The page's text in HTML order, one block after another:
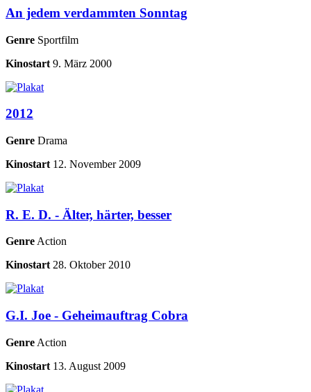
An jedem verdammten Sonntag
Genre Sportfilm
Kinostart 9. März 2000
2012
Genre Drama
Kinostart 12. November 2009
R. E. D. - Älter, härter, besser
Genre Action
Kinostart 28. Oktober 2010
G.I. Joe - Geheimauftrag Cobra
Genre Action
Kinostart 13. August 2009